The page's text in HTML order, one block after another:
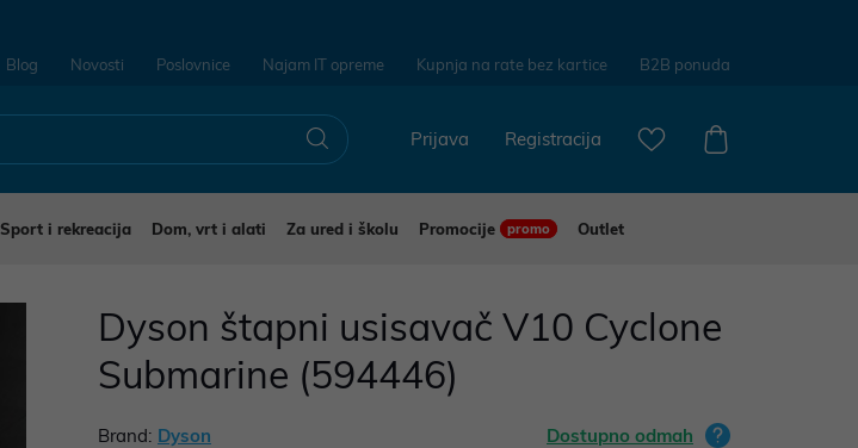
Blog Novosti Poslovnice Najam IT opreme Kupnja na rate bez kartice B2B ponuda
Registracija
Prijava
Sport i rekreacija Dom, vrt i alati Za ured i školu Promocije promo
Outlet
Dyson štapni usisavač V10 Cyclone
Submarine (594446)
Brand: Dyson Dostupno odmah